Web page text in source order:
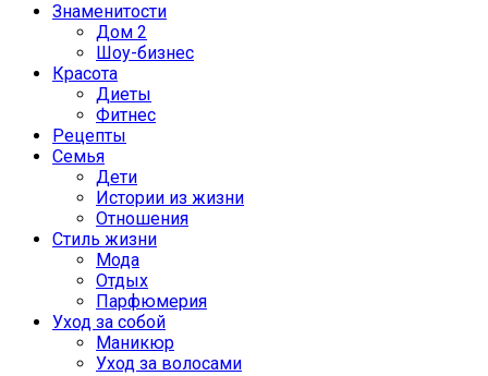
Знаменитости
Дом 2
Шоу-бизнес
Красота
Диеты
Фитнес
Рецепты
Семья
Дети
Истории из жизни
Отношения
Стиль жизни
Мода
Отдых
Парфюмерия
Уход за собой
Маникюр
Уход за волосами